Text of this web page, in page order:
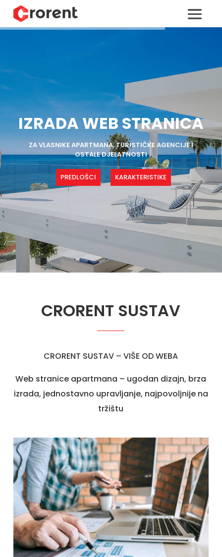
CRORENT SUSTAV
CRORENT SUSTAV – VIŠE OD WEBA
Web stranice apartmana – ugodan dizajn, brza
izrada, jednostavno upravljanje, najpovoljnije na
tržištu